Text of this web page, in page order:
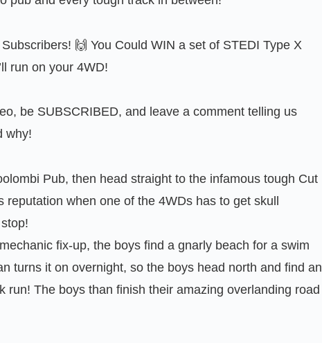
🙌 You Could WIN a set of STEDI Type X
run on your 4WD!
be SUBSCRIBED, and leave a comment telling us
why!
Pub, then head straight to the infamous tough Cut
reputation when one of the 4WDs has to get skull
fix-up, the boys find a gnarly beach for a swim
turns it on overnight, so the boys head north and find an
run! The boys than finish their amazing overlanding road